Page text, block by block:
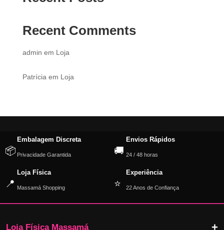
Recent Comments
admin em Loja
Patrícia em Loja
📦
Embalagem Discreta
Privacidade Garantida 🚚
Envios Rápidos
24 / 48 horas
📍
Loja Física
Massamá Shopping ⭐
Experiência
22 Anos de Confiança
Loja Física Massamá